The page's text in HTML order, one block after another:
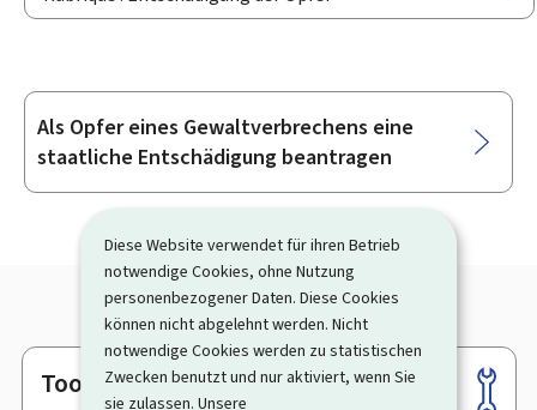
Diese Website verwendet für ihren Betrieb
notwendige Cookies, ohne Nutzung
personenbezogener Daten. Diese Cookies
können nicht abgelehnt werden. Nicht
notwendige Cookies werden zu statistischen
Zwecken benutzt und nur aktiviert, wenn Sie
sie zulassen. Unsere
Unterrubriken
Als Opfer eines Gewaltverbrechens eine
staatliche Entschädigung beantragen
Footer
Tools